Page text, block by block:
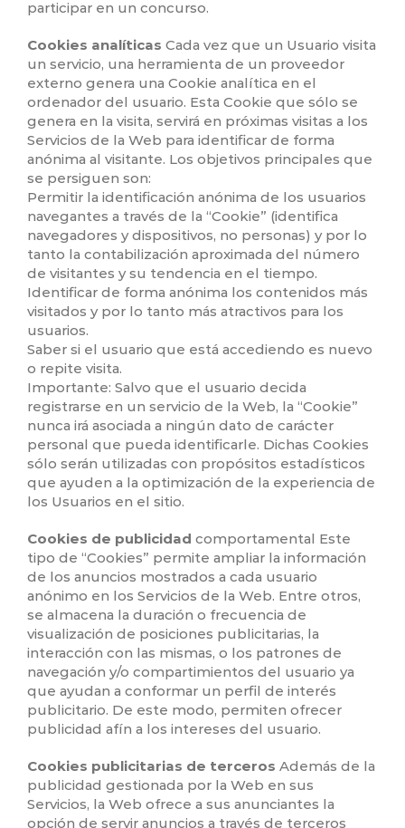
participar en un concurso.
Cookies analíticas Cada vez que un Usuario visita
un servicio, una herramienta de un proveedor
externo genera una Cookie analítica en el
ordenador del usuario. Esta Cookie que sólo se
genera en la visita, servirá en próximas visitas a los
Servicios de la Web para identificar de forma
anónima al visitante. Los objetivos principales que
se persiguen son:
Permitir la identificación anónima de los usuarios
navegantes a través de la “Cookie” (identifica
navegadores y dispositivos, no personas) y por lo
tanto la contabilización aproximada del número
de visitantes y su tendencia en el tiempo.
Identificar de forma anónima los contenidos más
visitados y por lo tanto más atractivos para los
usuarios.
Saber si el usuario que está accediendo es nuevo
o repite visita.
Importante: Salvo que el usuario decida
registrarse en un servicio de la Web, la “Cookie”
nunca irá asociada a ningún dato de carácter
personal que pueda identificarle. Dichas Cookies
sólo serán utilizadas con propósitos estadísticos
que ayuden a la optimización de la experiencia de
los Usuarios en el sitio.
Cookies de publicidad comportamental Este
tipo de “Cookies” permite ampliar la información
de los anuncios mostrados a cada usuario
anónimo en los Servicios de la Web. Entre otros,
se almacena la duración o frecuencia de
visualización de posiciones publicitarias, la
interacción con las mismas, o los patrones de
navegación y/o compartimientos del usuario ya
que ayudan a conformar un perfil de interés
publicitario. De este modo, permiten ofrecer
publicidad afín a los intereses del usuario.
Cookies publicitarias de terceros Además de la
publicidad gestionada por la Web en sus
Servicios, la Web ofrece a sus anunciantes la
opción de servir anuncios a través de terceros